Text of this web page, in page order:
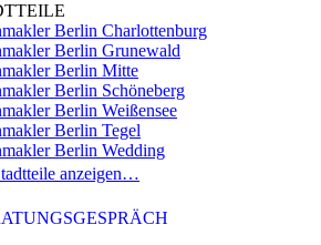
Berlin Charlottenburg
Berlin Grunewald
Berlin Mitte
Berlin Schöneberg
Berlin Weißensee
Berlin Tegel
Berlin Wedding
anzeigen…